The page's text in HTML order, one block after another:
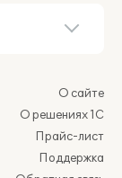
О сайте
О решениях 1С
Прайс-лист
Поддержка